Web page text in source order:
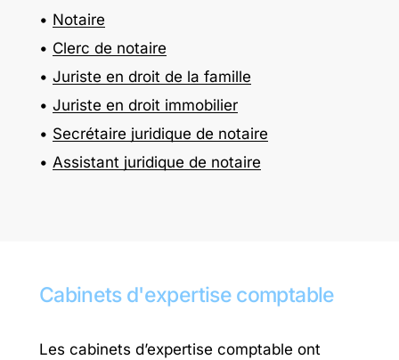
Notaire
Clerc de notaire
Juriste en droit de la famille
Juriste en droit immobilier
Secrétaire juridique de notaire
Assistant juridique de notaire
Cabinets d'expertise comptable
Les cabinets d’expertise comptable ont